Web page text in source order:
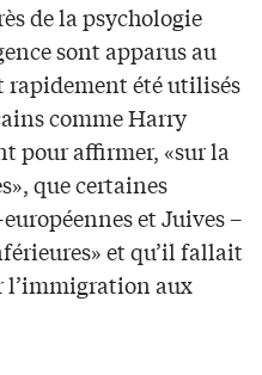
de la psychologie
sont apparus au
rapidement été utilisés
comme Harry
pour affirmer, «sur la
que certaines
et Juives –
et qu’il fallait
l’immigration aux